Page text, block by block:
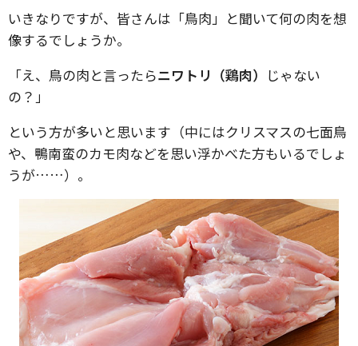
いきなりですが、皆さんは「鳥肉」と聞いて何の肉を想
像するでしょうか。
「え、鳥の肉と言ったらニワトリ（鶏肉） じゃない
の？」
という方が多いと思います（中にはクリスマスの七面鳥
や、鴨南蛮のカモ肉などを思い浮かべた方もいるでしょ
うが……）。